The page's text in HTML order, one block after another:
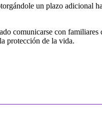
un plazo adicional
comunicarse con familiares
protección de la vida.